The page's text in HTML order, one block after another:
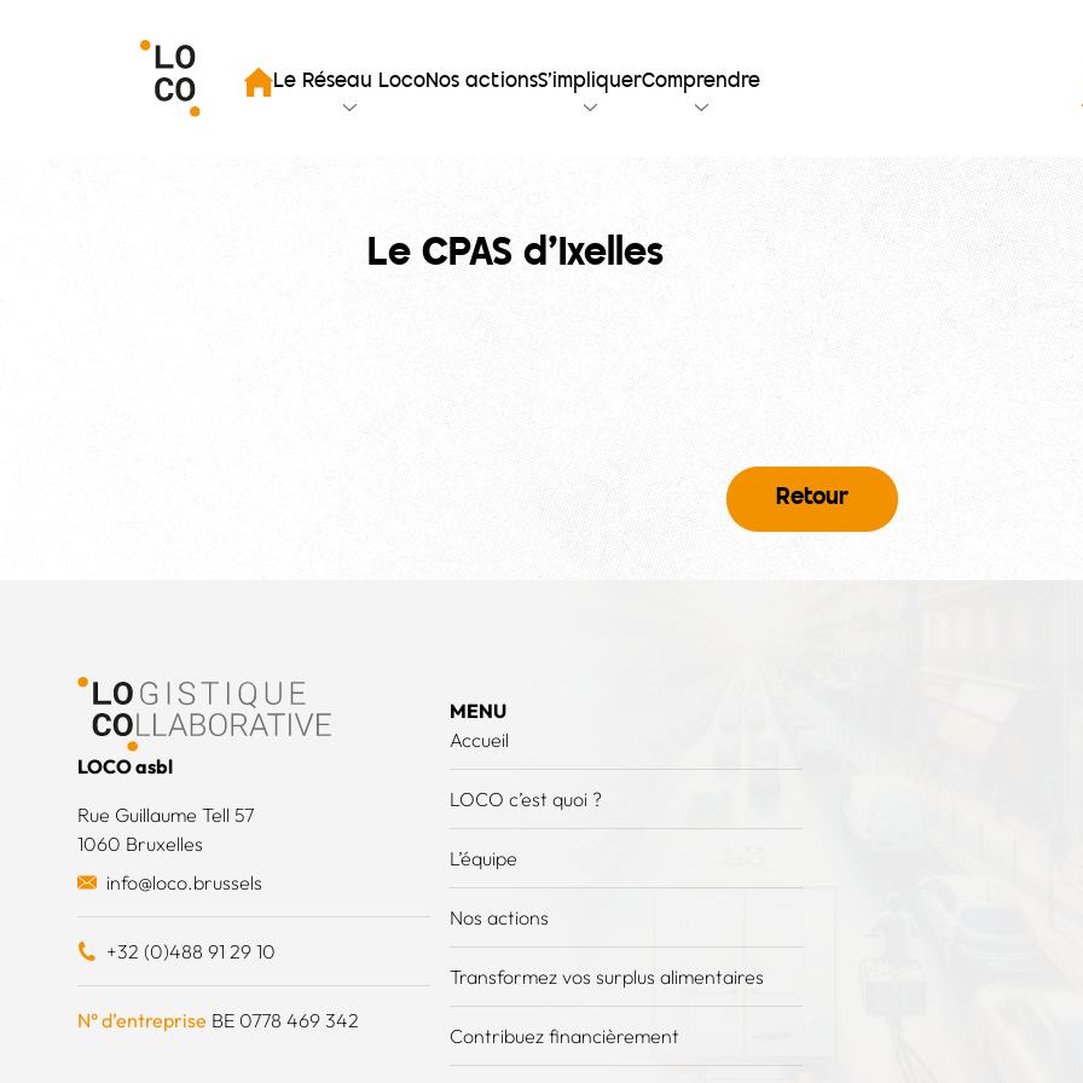
Accueil
Le Réseau LocoNos actionsS’impliquerComprendre
la recherche
Le CPAS d’Ixelles
Retour
LOCO asbl
Rue Guillaume Tell 57
1060 Bruxelles
info@loco.brussels
+32 (0)488 91 29 10
N° d’entreprise BE 0778 469 342
MENU
Accueil
LOCO c’est quoi ?
L’équipe
Nos actions
Transformez vos surplus alimentaires
Contribuez financièrement